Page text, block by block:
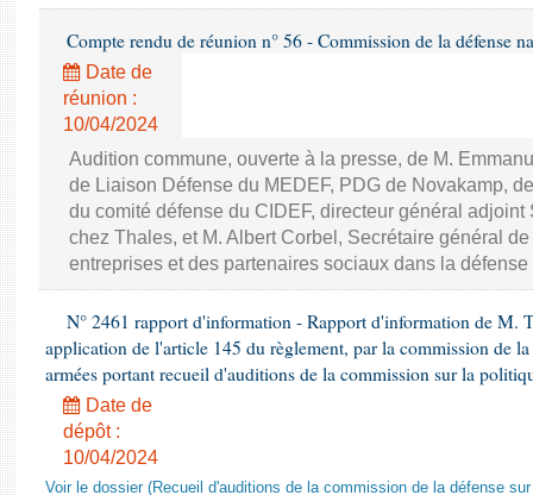
Compte rendu de réunion n° 56 - Commission de la défense
Date de
réunion :
10/04/2024
Audition commune, ouverte à la presse, de M.
de Liaison Défense du MEDEF, PDG de Novakamp,
du comité défense du CIDEF, directeur général
chez Thales, et M. Albert Corbel, Secrétaire général
entreprises et des partenaires sociaux dans la
N° 2461 rapport d'information - Rapport d'information de M.
application de l'article 145 du règlement, par la commission de la
armées portant recueil d'auditions de la commission sur la
Date de
dépôt :
10/04/2024
Voir le dossier (Recueil d'auditions de la commission de la défense